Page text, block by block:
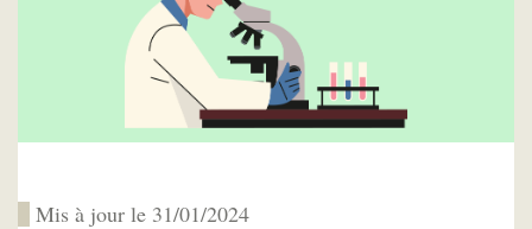
Mis à jour le 31/01/2024